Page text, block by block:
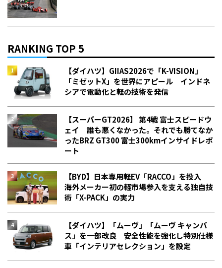
RANKING TOP 5
【ダイハツ】GIIAS2026で「K-VISION」
「ミゼットX」を世界にアピール インドネ
シアで電動化と軽の技術を発信
【スーパーGT2026】 第4戦 富士スピードウ
ェイ 誰も悪くなかった。それでも勝てなか
った――BRZ GT300 富士300kmインサイドレポ
ート
【BYD】日本専用軽EV「RACCO」を投入
海外メーカー初の軽市場参入を支える独自技
術「X-PACK」の実力
【ダイハツ】「ムーヴ」「ムーヴ キャンバ
ス」を一部改良 安全性能を強化し特別仕様
車「インテリアセレクション」を設定